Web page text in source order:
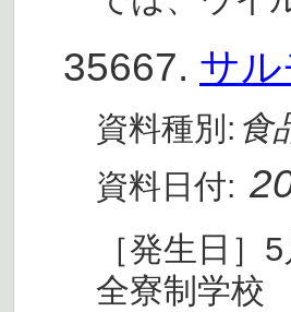
35667. サ
資料種別: 食
資料日付:
［発生日
全寮制学校